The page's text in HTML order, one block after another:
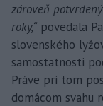
zároveň
roky,“ povedala
slovenského
samostatnosti
Práve pri tom
domácom svahu